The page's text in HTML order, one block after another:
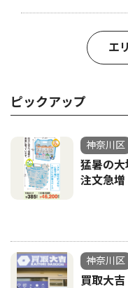
エ
ピックアップ
神奈川区
猛暑の
注文急増
神奈川区
買取大